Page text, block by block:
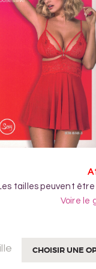
tailles peuvent
Voire le